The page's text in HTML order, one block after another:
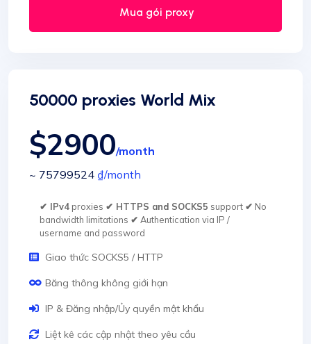
Mua gói proxy
50000 proxies World Mix
$2900/month
~ 75799524 ₫/month
✔ IPv4proxies ✔ HTTPS and SOCKS5 support ✔ No
bandwidth limitations ✔ Authentication via IP /
username and password
Giao thức SOCKS5 / HTTP
Băng thông không giới hạn
IP & Đăng nhập/Ủy quyền mật khẩu
Liệt kê các cập nhật theo yêu cầu